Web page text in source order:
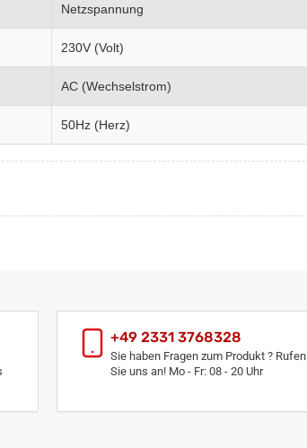
Netzspannung
230V (Volt)
AC (Wechselstrom)
50Hz (Herz)
+49 2331 3768328
Sie haben Fragen zum Produkt ? Rufen
Sie uns an! Mo - Fr: 08 - 20 Uhr